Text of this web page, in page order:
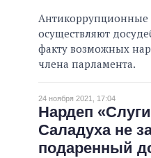
Антикоррупционные
осуществляют
факту возможных
члена парламента.
24 ноября 2021, 17:04
Нардеп
Саладуха не
подаренный